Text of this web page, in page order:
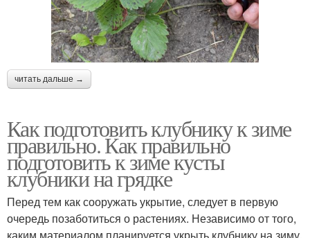
читать дальше →
Как подготовить клубнику к зиме
правильно. Как правильно
подготовить к зиме кусты
клубники на грядке
Перед тем как сооружать укрытие, следует в первую
очередь позаботиться о растениях. Независимо от того,